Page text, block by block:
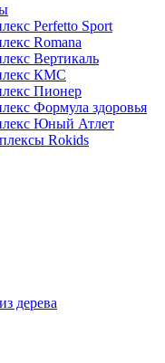
Perfetto Sport
Romana
Вертикаль
КМС
Пионер
Формула здоровья
Юный Атлет
Rokids
дерева